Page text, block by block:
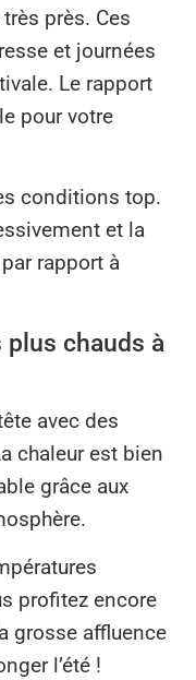
près. Ces
et journées
Le rapport
pour votre
conditions top.
et la
rapport à
chauds à
avec des
chaleur est bien
grâce aux
profitez encore
grosse affluence
l’été !